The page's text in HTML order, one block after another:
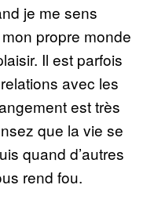
je me sens
propre monde
Il est parfois
avec les
est très
que la vie se
quand d’autres
rend fou.